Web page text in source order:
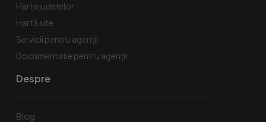
Harta județelor
Hartă site
Servicii pentru agenții
Documentație pentru agenții
Despre
Blog